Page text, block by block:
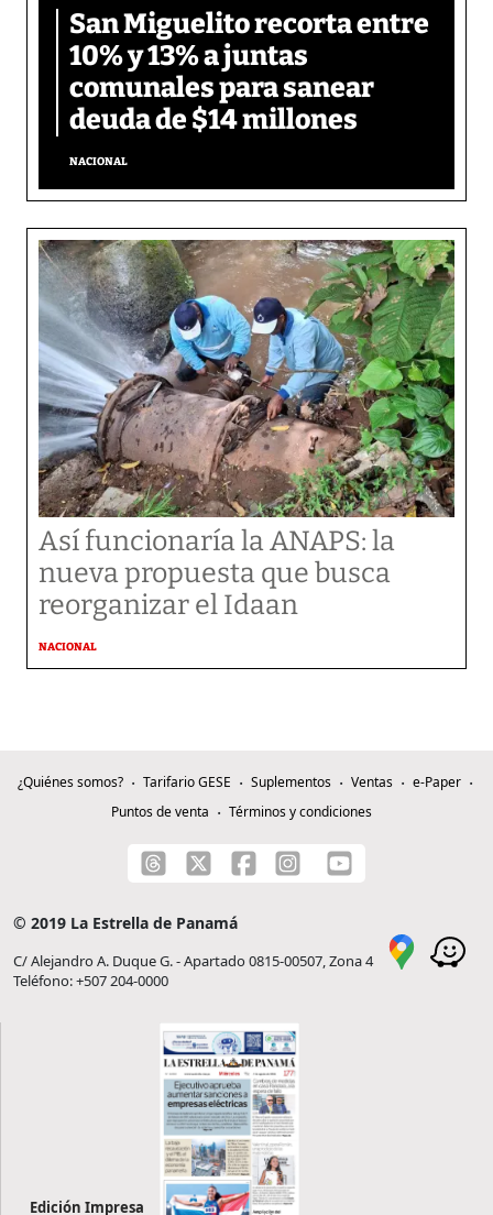
San Miguelito recorta entre
10% y 13% a juntas
comunales para sanear
deuda de $14 millones
NACIONAL
Así funcionaría la ANAPS: la
nueva propuesta que busca
reorganizar el Idaan
NACIONAL
¿Quiénes somos? Tarifario GESE Suplementos Ventas
e-Paper
Puntos de venta
Términos y condiciones
© 2019 La Estrella de Panamá
C/ Alejandro A. Duque G. - Apartado 0815-00507, Zona 4
Teléfono: +507 204-0000
Edición Impresa